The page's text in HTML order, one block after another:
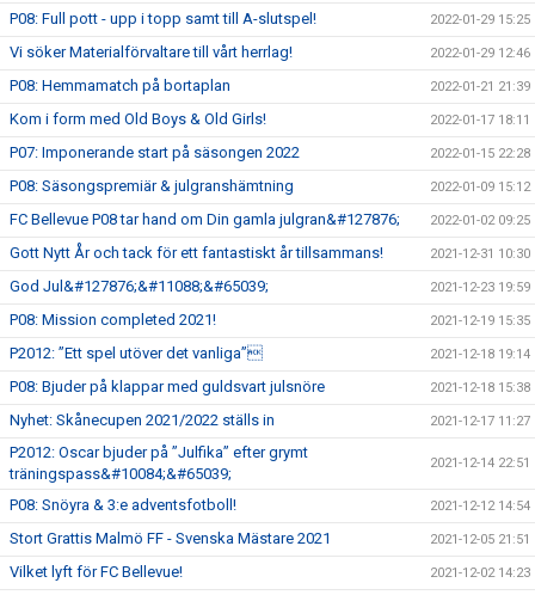
P08: Full pott - upp i topp samt till A-slutspel! 2022-01-29 15:25
Vi söker Materialförvaltare till vårt herrlag! 2022-01-29 12:46
P08: Hemmamatch på bortaplan 2022-01-21 21:39
Kom i form med Old Boys & Old Girls! 2022-01-17 18:11
P07: Imponerande start på säsongen 2022 2022-01-15 22:28
P08: Säsongspremiär & julgranshämtning 2022-01-09 15:12
FC Bellevue P08 tar hand om Din gamla julgran&#127876; 2022-01-02 09:25
Gott Nytt År och tack för ett fantastiskt år tillsammans! 2021-12-31 10:30
God Jul&#127876;&#11088;&#65039; 2021-12-23 19:59
P08: Mission completed 2021! 2021-12-19 15:35
P2012: ”Ett spel utöver det vanliga” 2021-12-18 19:14
P08: Bjuder på klappar med guldsvart julsnöre 2021-12-18 15:38
Nyhet: Skånecupen 2021/2022 ställs in 2021-12-17 11:27
P2012: Oscar bjuder på ”Julfika” efter grymt
träningspass&#10084;&#65039;
2021-12-14 22:51
P08: Snöyra & 3:e adventsfotboll! 2021-12-12 14:54
Stort Grattis Malmö FF - Svenska Mästare 2021 2021-12-05 21:51
Vilket lyft för FC Bellevue! 2021-12-02 14:23